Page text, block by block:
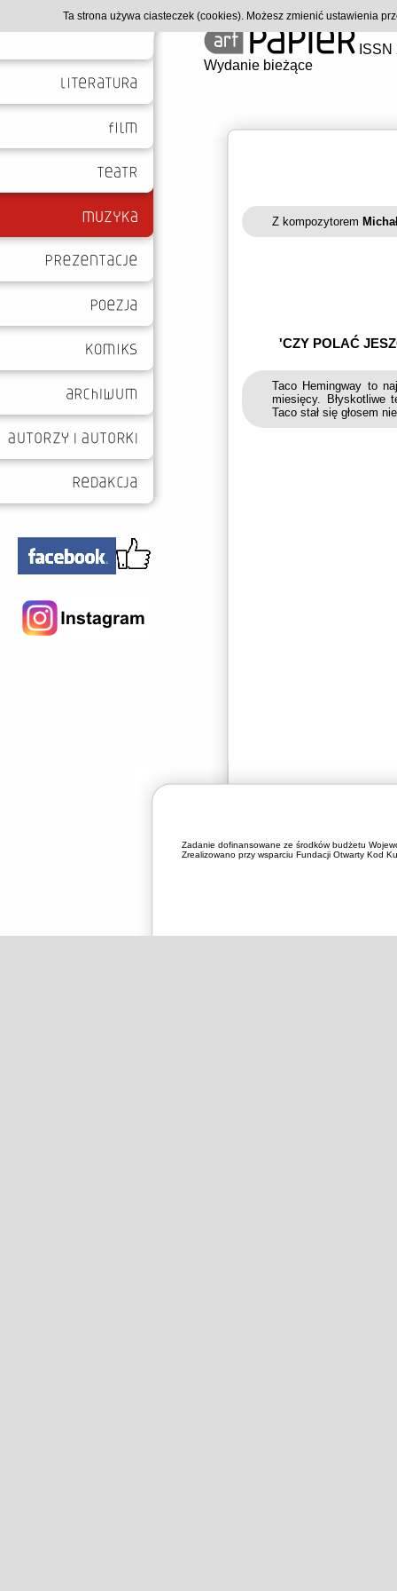
Wydanie bieżące
Z kompozytorem
'CZY POLAĆ
Taco Hemingway to
miesięcy. Błyskotliwe
Taco stał się głosem
Zadanie dofinansowane ze środków budżetu
Zrealizowano przy wsparciu Fundacji Otwarty Kod
Ta strona używa ciasteczek (cookies). Możesz zmienić ustawienia